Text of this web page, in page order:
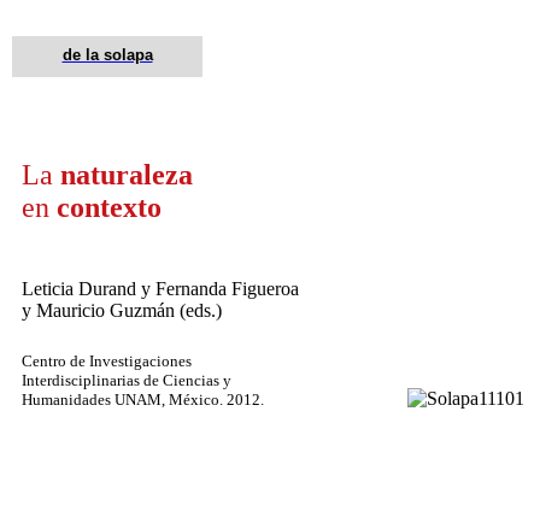
de la solapa
La naturaleza
en contexto
Leticia Durand y Fernanda Figueroa
y Mauricio Guzmán (eds.)
Centro de Investigaciones
Interdisciplinarias de Ciencias y
Humanidades UNAM, México. 2012.